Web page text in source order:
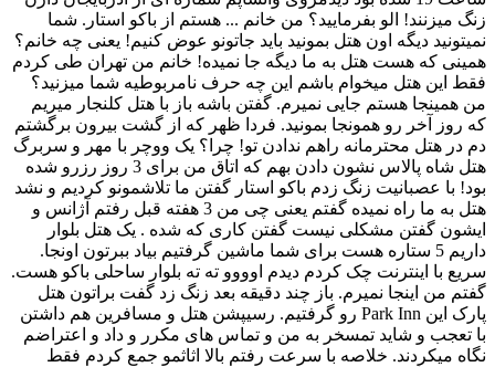
زنگ میزنند! الو بفرمایید؟ من خانم ... هستم از باکو استار. شما
نمیتونید دیگه اون هتل بمونید باید جاتونو عوض کنیم! یعنی چه خانم؟
همینی که هست هتل به ما دیگه جا نمیده! خانم من تهران طی کردم
فقط این هتل میخوام باشم این چه حرف نامربوطیه شما میزنید؟
من همینجا هستم جایی نمیرم. گفتن باشه باز با هتل کلنجار میریم
که روز آخر رو همونجا بمونید. فردا ظهر که از گشت بیرون برگشتم
دم در هتل محترمانه راهم ندادن تو! چرا؟ یک ووچر با مهر و سربرگ
هتل شاه پالاس نشون دادن بهم که اتاق من برای 3 روز رزرو شده
بود! با عصبانیت زنگ زدم باکو استار گفتن ما تلاشمونو کردیم و نشد
هتل به ما راه نمیده گفتم یعنی چی من 3 هفته قبل رفتم آژانس و
ایشون گفتن مشکلی نیست گفتن کاری که شده . یک هتل بلوار
داریم 5 ستاره هست برای شما ماشین گرفتیم بیاد ببرتون اونجا.
سریع با اینترنت چک کردم دیدم اوووو ته ته بلوار ساحلی باکو هست.
گفتم من اینجا نمیرم. باز چند دقیقه بعد زنگ زد گفت براتون هتل
پارک این Park Inn رو گرفتیم. رسیپشن هتل و مسافرین هم داشتن
با تعجب و شاید تمسخر به من و تماس های مکرر و داد و اعتراضم
نگاه میکردند. خلاصه با سرعت رفتم بالا اثاثمو جمع کردم فقط